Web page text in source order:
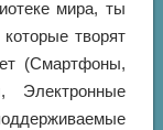
мира, ты
творят
(Смартфоны,
Электронные